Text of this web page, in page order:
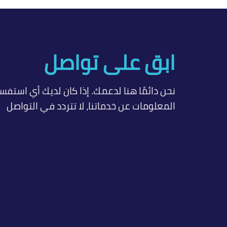
ابق على تواصل
نحن دائمًا هنا لدعمك. إذا كان لديك أي
المعلومات عن خدماتنا، لا تتردد في التواصل